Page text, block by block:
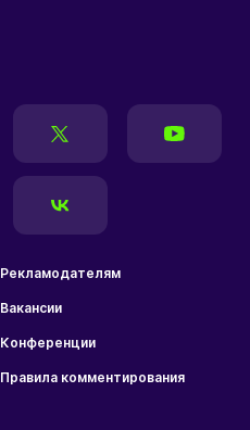
Рекламодателям
Вакансии
Конференции
Правила комментирования